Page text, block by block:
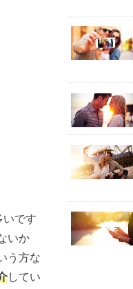
いです
いか
う方な
してい